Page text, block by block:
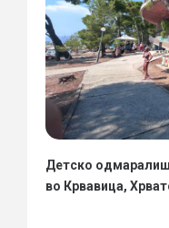
Детско
во Крвавица,